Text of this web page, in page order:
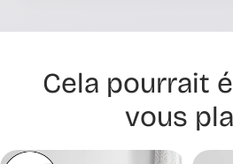
Cela pourrait
vous